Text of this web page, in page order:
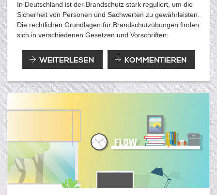
In Deutschland ist der Brandschutz stark reguliert, um die
Sicherheit von Personen und Sachwerten zu gewährleisten.
Die rechtlichen Grundlagen für Brandschutzübungen finden
sich in verschiedenen Gesetzen und Vorschriften:
SIND
BRANDSCHUTZÜBUNGEN
PFLICHT?
EIN
AUF
ANFORDERUNGEN
WEITERLESEN KOMMENTIEREN